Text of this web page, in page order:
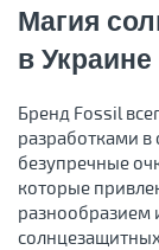
Магия
в Украине
Бренд Fossil
разработками в
безупречные
которые
разнообразием